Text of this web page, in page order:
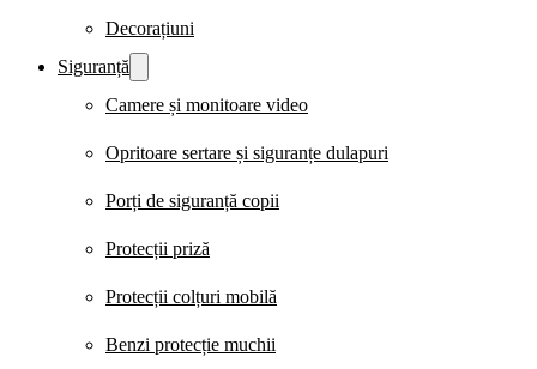
Decorațiuni
Siguranță
Camere și monitoare video
Opritoare sertare și siguranțe dulapuri
Porți de siguranță copii
Protecții priză
Protecții colțuri mobilă
Benzi protecție muchii